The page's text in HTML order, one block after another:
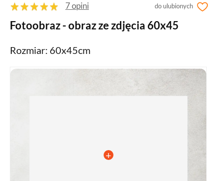
do ulubionych
7 opini
Fotoobraz - obraz ze zdjęcia 60x45
Rozmiar: 60x45cm